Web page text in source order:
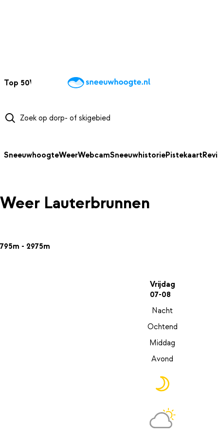
Top 50Webcams WintersportweerKaarten
SneeuwhoogteWeerWebcamSneeuwhistoriePistekaart
Weer Lauterbrunnen
795m - 2975m
Vrijdag
07-08
Nacht
Ochtend
Middag
Avond